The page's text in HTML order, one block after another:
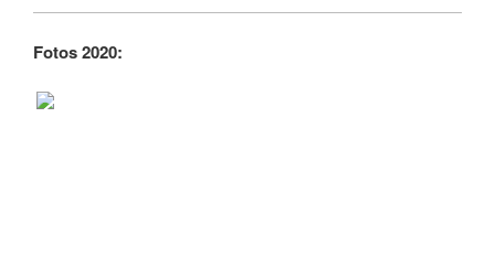
Fotos 2020: